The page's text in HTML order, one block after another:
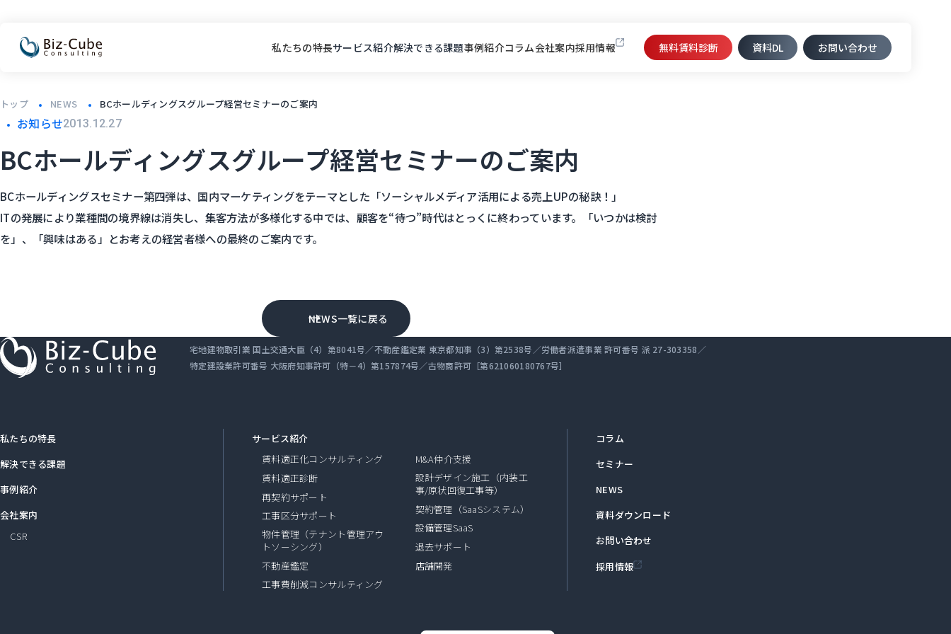
私たちの特長サービス紹介解決できる課題事例紹介コラム会社案内採用情報 無料賃料診断 資料DL​ お問い合わせ
トップ NEWS BCホールディングスグループ経営セミナーのご案内
お知らせ2013.12.27
BCホールディングスグループ経営セミナーのご案内
BCホールディングスセミナー第四弾は、国内マーケティングをテーマとした「ソーシャルメディア活用による売上UPの秘訣！」
ITの発展により業種間の境界線は消失し、集客方法が多様化する中では、顧客を“待つ”時代はとっくに終わっています。「いつかは検討
を」、「興味はある」とお考えの経営者様への最終のご案内です。
NEWS一覧に戻る
宅地建物取引業 国土交通大臣（4）第8041号／不動産鑑定業 東京都知事（3）第2538号／労働者派遣事業 許可番号 派 27-303358／
特定建設業許可番号 大阪府知事許可（特－4）第157874号／古物商許可［第621060180767号］
私たちの特長
解決できる課題
事例紹介
会社案内
CSR
サービス紹介
賃料適正化コンサルティング
賃料適正診断
再契約サポート
工事区分サポート
物件管理（テナント管理アウ
トソーシング）
不動産鑑定
工事費削減コンサルティング
M&A仲介支援
設計デザイン施工（内装工
事/原状回復工事等）
契約管理（SaaSシステム）
設備管理SaaS
退去サポート
店舗開発
コラム
セミナー
NEWS
資料ダウンロード
お問い合わせ
採用情報